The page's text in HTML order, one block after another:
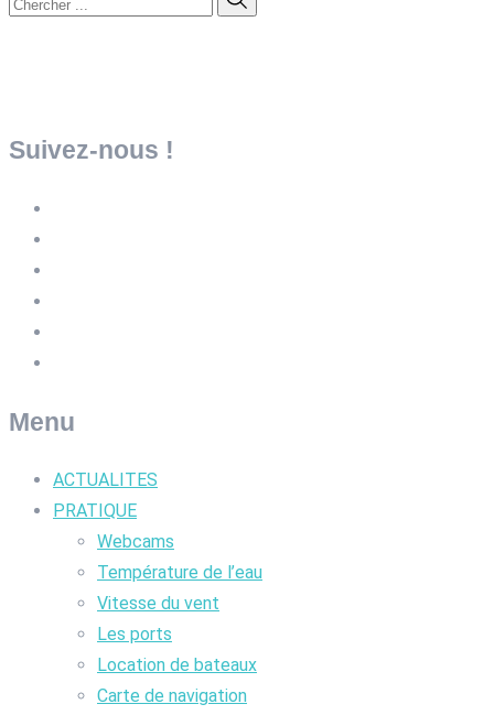
Suivez-nous !
Menu
ACTUALITES
PRATIQUE
Webcams
Température de l’eau
Vitesse du vent
Les ports
Location de bateaux
Carte de navigation